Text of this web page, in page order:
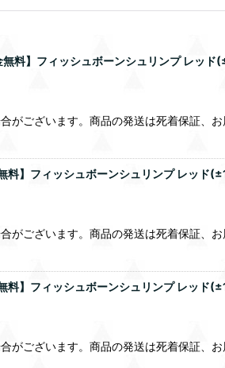
無料】フィッシュボーンシュリンプ レッ
がございます。商品の発送は死着保証、
料】フィッシュボーンシュリンプ レッド
がございます。商品の発送は死着保証、
料】フィッシュボーンシュリンプ レッド
がございます。商品の発送は死着保証、